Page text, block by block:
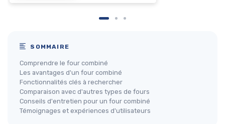
SOMMAIRE
Comprendre le four combiné
Les avantages d'un four combiné
Fonctionnalités clés à rechercher
Comparaison avec d'autres types de fours
Conseils d'entretien pour un four combiné
Témoignages et expériences d'utilisateurs